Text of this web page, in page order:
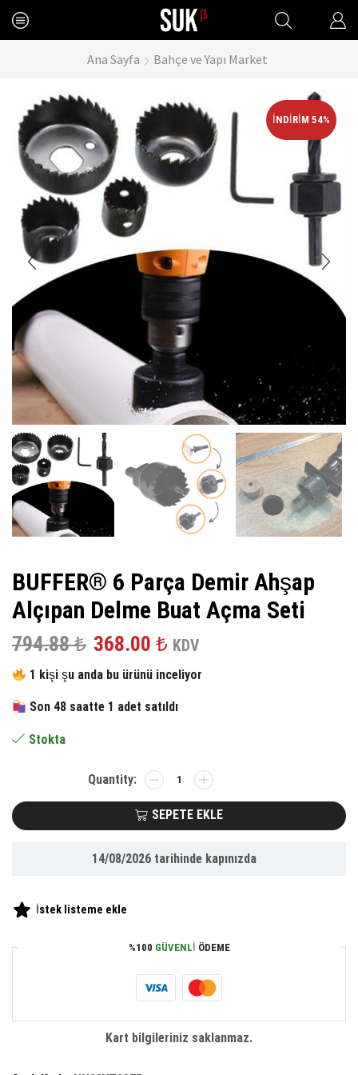
Ana Sayfa Bahçe ve Yapı Market
İNDIRIM 54%
BUFFER® 6 Parça Demir Ahşap
Alçıpan Delme Buat Açma Seti
794.88₺ Orijinal
fiyat:
794.88 ₺.
368.00 ₺ Şu
andaki
fiyat:
KDV
1 kişi şu anda bu ürünü inceliyor
Son 48 saatte 1 adet satıldı
Stokta
BUFFER®
Parça
Demir
Alçıpan
adet
SEPETE EKLE
14/08/2026 tarihinde kapınızda
İstek listeme ekle
%100 GÜVENLI ÖDEME
Kart bilgileriniz saklanmaz.